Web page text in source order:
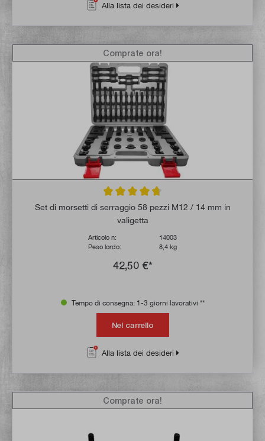
Alla lista dei desideri
Valutazione media di 4.8 su 5 stelle
Set di morsetti di serraggio 58 pezzi M12 / 14 mm in
valigetta
Articolo n:
14003
Peso lordo:
8,4 kg
42,50 €*
Comprate ora!
Tempo di consegna: 1-3 giorni lavorativi **
Nel carrello
Alla lista dei desideri
Comprate ora!